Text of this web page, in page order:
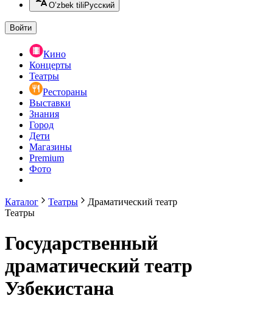
O’zbek tili Русский
Войти
Кино
Концерты
Театры
Рестораны
Выставки
Знания
Город
Дети
Магазины
Premium
Фото
Каталог Театры
Драматический театр
Театры
Государственный
драматический театр
Узбекистана